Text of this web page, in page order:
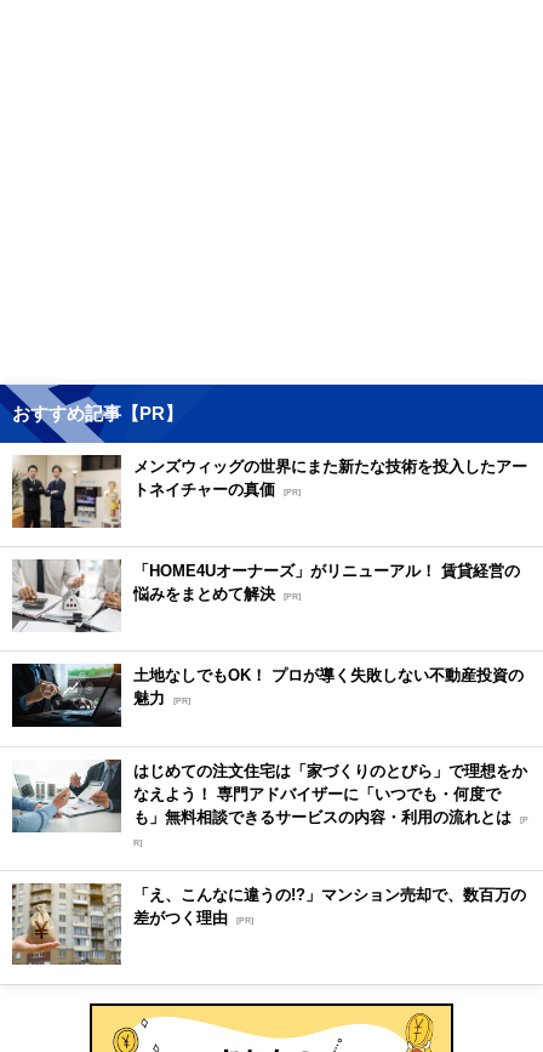
おすすめ記事【PR】
メンズウィッグの世界にまた新たな技術を投入したアー
トネイチャーの真価 [PR]
「HOME4Uオーナーズ」がリニューアル！ 賃貸経営の
悩みをまとめて解決 [PR]
土地なしでもOK！ プロが導く失敗しない不動産投資の
魅力
[PR]
はじめての注文住宅は「家づくりのとびら」で理想をか
なえよう！ 専門アドバイザーに「いつでも・何度で
も」無料相談できるサービスの内容・利用の流れとは [P
R]
「え、こんなに違うの!?」マンション売却で、数百万の
差がつく理由 [PR]